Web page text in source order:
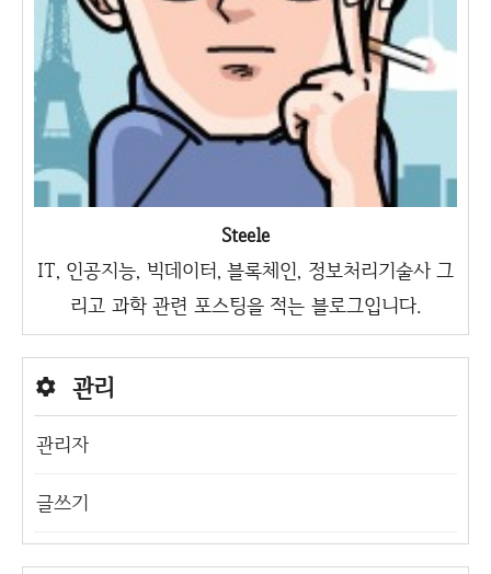
Steele
IT, 인공지능, 빅데이터, 블록체인, 정보처리기술사 그
리고 과학 관련 포스팅을 적는 블로그입니다.
관리
관리자
글쓰기